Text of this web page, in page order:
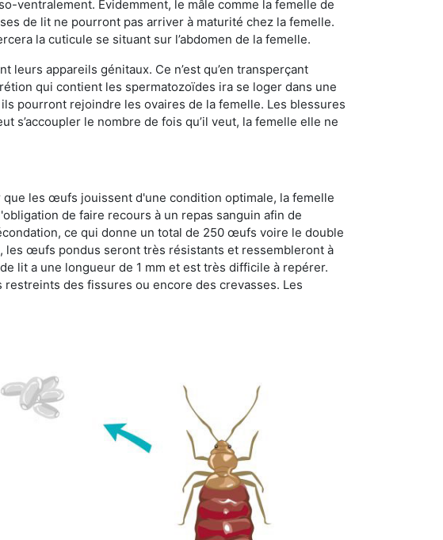
ventralement. Évidemment, le mâle comme la femelle de
de lit ne pourront pas arriver à maturité chez la femelle.
la cuticule se situant sur l’abdomen de la femelle.
leurs appareils génitaux. Ce n’est qu’en transperçant
qui contient les spermatozoïdes ira se loger dans une
pourront rejoindre les ovaires de la femelle. Les blessures
s’accoupler le nombre de fois qu’il veut, la femelle elle ne
que les œufs jouissent d'une condition optimale, la femelle
de faire recours à un repas sanguin afin de
ce qui donne un total de 250 œufs voire le double
œufs pondus seront très résistants et ressembleront à
lit a une longueur de 1 mm et est très difficile à repérer.
des fissures ou encore des crevasses. Les